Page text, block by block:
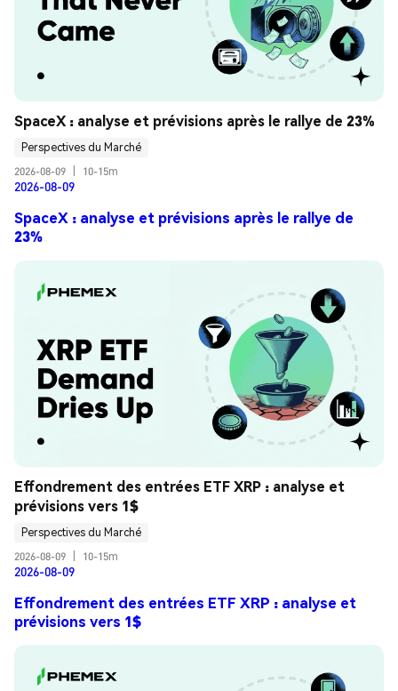
SpaceX : analyse et prévisions après le rallye de 23%
Perspectives du Marché
2026-08-09
10-15m
2026-08-09
SpaceX : analyse et prévisions après le rallye de
23%
Effondrement des entrées ETF XRP : analyse et
prévisions vers 1$
Perspectives du Marché
2026-08-09
10-15m
2026-08-09
Effondrement des entrées ETF XRP : analyse et
prévisions vers 1$